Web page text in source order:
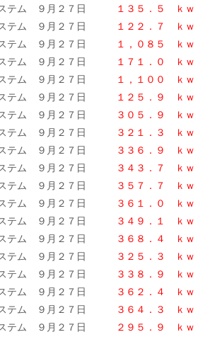
ム ９月２７日
１３５．５
ｋｗ
ム ９月２７日
１２２．７ ｋｗ
ステム ９月２７日
１，０８５
ｋｗ
ム ９月２７日
１７１．０ ｋｗ
ステム ９月２７日
１，１００ ｋｗ
テム ９月２７日
１２５．９ ｋｗ
テム ９月２７日
３０５．９ ｋｗ
テム ９月２７日
３２１．３ ｋｗ
テム ９月２７日
３３６．９ ｋｗ
テム ９月２７日
３４３．７ ｋｗ
テム ９月２７日
３５７．７ ｋｗ
テム ９月２７日
３６１．０ ｋｗ
ステム ９月２７日
３４９．１ ｋｗ
テム ９月２７日
３６８．４
ｋｗ
ステム ９月２７日
３２５．３ ｋｗ
テム ９月２７日
３３８ ．９ ｋｗ
テム ９月２７日
３６２．４ ｋｗ
テム ９月２７日
３６４．３ ｋｗ
テム ９月２７日
２９５．９ ｋｗ